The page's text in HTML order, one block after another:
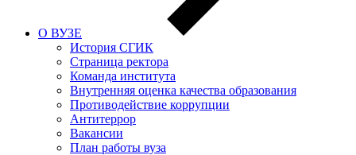
О ВУЗЕ
История СГИК
Страница ректора
Команда института
Внутренняя оценка качества образования
Противодействие коррупции
Антитеррор
Вакансии
План работы вуза